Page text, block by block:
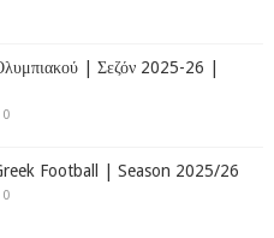
| Σεζόν 2025-26 |
0
Football | Season 2025/26
0